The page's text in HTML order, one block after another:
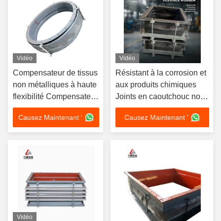
Vidéo
Compensateur de tissus
non métalliques à haute
flexibilité Compensateur
de direction
multidimensionnel
Causez Maintenant '
Vidéo
Résistant à la corrosion et
aux produits chimiques
Joints en caoutchouc non
métallique offrant une
grande souplesse Conçus
pour l'étanchéité dans des
corrosives
Causez Maintenant '
Vidéo